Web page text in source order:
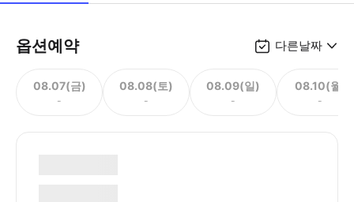
옵션예약 다른날짜
08.07(금)
-
08.08(토)
-
08.09(일)
-
08.10(월)
-